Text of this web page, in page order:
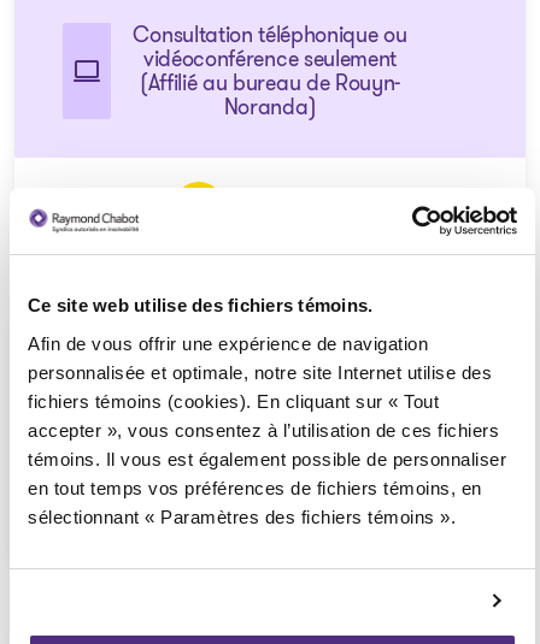
Ce site web utilise des fichiers témoins.
Afin de vous offrir une expérience de navigation
personnalisée et optimale, notre site Internet utilise des
fichiers témoins (cookies). En cliquant sur « Tout
accepter », vous consentez à l’utilisation de ces fichiers
témoins. Il vous est également possible de personnaliser
en tout temps vos préférences de fichiers témoins, en
sélectionnant « Paramètres des fichiers témoins ».
Consultation téléphonique ou
vidéoconférence seulement
(Affilié au bureau de Rouyn-
Noranda)
La Sarre
24, 6e avenue Ouest,
La Sarre
1 855 724-2268